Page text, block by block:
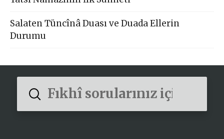
Salaten Tüncînâ Duası ve Duada Ellerin
Durumu
Search
Submit